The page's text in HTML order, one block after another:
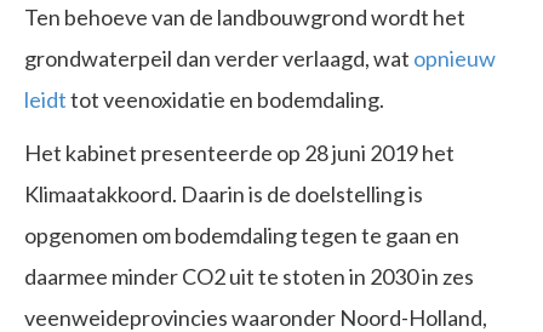
Ten behoeve van de landbouwgrond wordt het
grondwaterpeil dan verder verlaagd, wat opnieuw
leidttot veenoxidatie en bodemdaling.
Het kabinet presenteerde op 28 juni 2019 het
Klimaatakkoord. Daarin is de doelstelling is
opgenomen om bodemdaling tegen te gaan en
daarmee minder CO2 uit te stoten in 2030 in zes
veenweideprovincies waaronder Noord-Holland,